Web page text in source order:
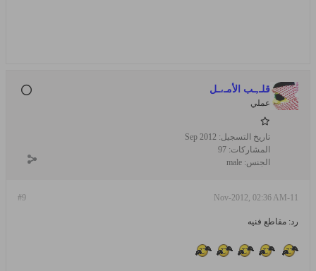
قلـ,ـب الأمـ،ـل
عملي
تاريخ التسجيل: Sep 2012
المشاركات: 97
الجنس: male
#9 11-Nov-2012, 02:36 AM
رد: مقاطع فنيه